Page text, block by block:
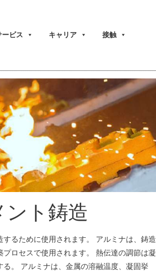
ービス キャリア 接触
ント鋳造
るために使用されます。 アルミナは、鋳造
ロセスで使用されます。 熱伝達の調節は凝
。 アルミナは、金属の溶融温度、凝固挙